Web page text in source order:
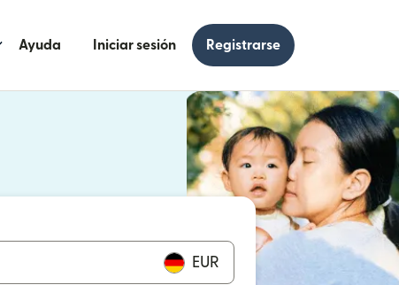
Ayuda Iniciar sesión Registrarse
en una ventana nueva)
una ventana nueva)
EUR